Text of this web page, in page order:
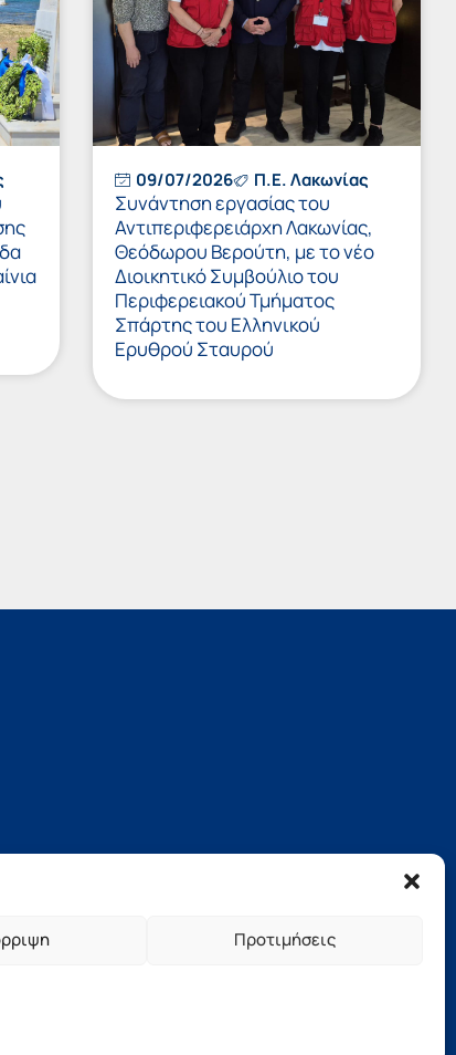
Προτιμήσεις
09/07/2026 Π.Ε. Λακωνίας
Συνάντηση εργασίας του
Αντιπεριφερειάρχη Λακωνίας,
Θεόδωρου Βερούτη, με το νέο
Διοικητικό Συμβούλιο του
Περιφερειακού Τμήματος
Σπάρτης του Ελληνικού
Ερυθρού Σταυρού